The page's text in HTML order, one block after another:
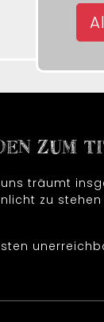
ZUM
träumt
zu